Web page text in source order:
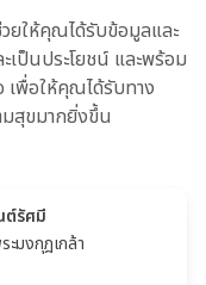
ยให้คุณได้รับข้อมูลและ
เป็นประโยชน์ และพร้อม
เพื่อให้คุณได้รับทาง
มสุขมากยิ่งขึ้น
ต์รัศมี
ะมงกุฎเกล้า